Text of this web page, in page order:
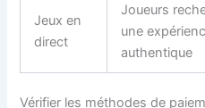
Jeux en
direct
Joueurs
une
authentique
Vérifier les méthodes de